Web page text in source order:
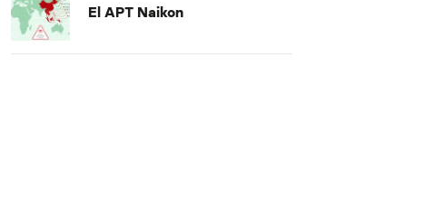
El APT Naikon